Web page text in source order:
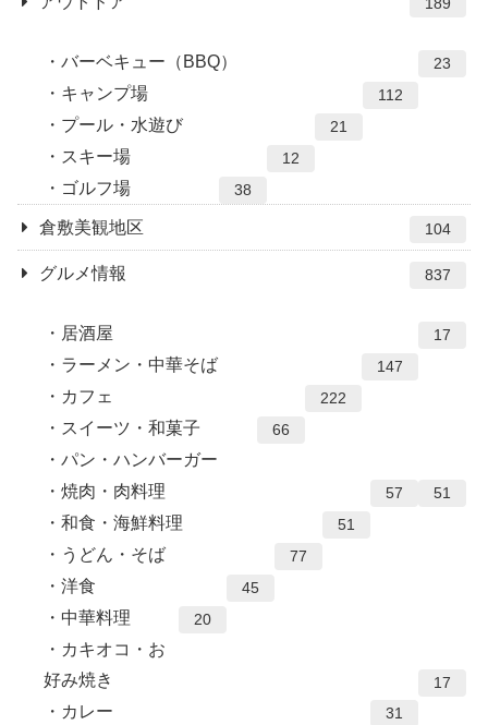
バーベキュー（BBQ） 23
キャンプ場 112
プール・水遊び 21
スキー場 12
ゴルフ場 38
倉敷美観地区 104
グルメ情報 837
居酒屋 17
ラーメン・中華そば 147
カフェ 222
スイーツ・和菓子 66
パン・ハンバーガー
51
焼肉・肉料理 57
和食・海鮮料理 51
うどん・そば 77
洋食 45
中華料理 20
カキオコ・お
好み焼き
17
カレー 31